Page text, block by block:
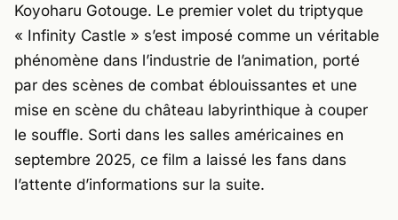
Koyoharu Gotouge. Le premier volet du triptyque
« Infinity Castle » s’est imposé comme un véritable
phénomène dans l’industrie de l’animation, porté
par des scènes de combat éblouissantes et une
mise en scène du château labyrinthique à couper
le souffle. Sorti dans les salles américaines en
septembre 2025, ce film a laissé les fans dans
l’attente d’informations sur la suite.